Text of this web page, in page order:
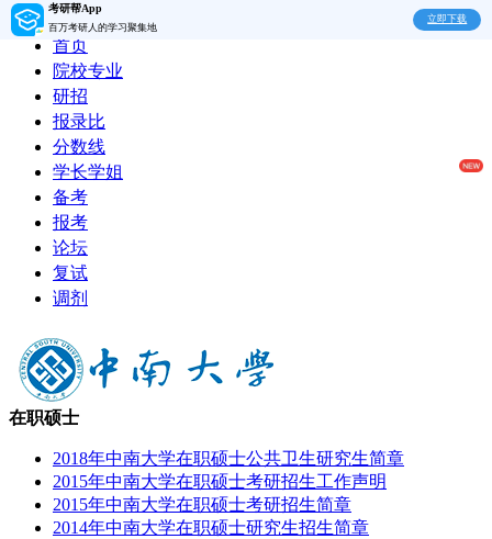
考研帮App
百万考研人的学习聚集地
立即下载
首页
院校专业
研招
报录比
分数线
学长学姐
备考
报考
论坛
复试
调剂
在职硕士
2018年中南大学在职硕士公共卫生研究生简章
2015年中南大学在职硕士考研招生工作声明
2015年中南大学在职硕士考研招生简章
2014年中南大学在职硕士研究生招生简章